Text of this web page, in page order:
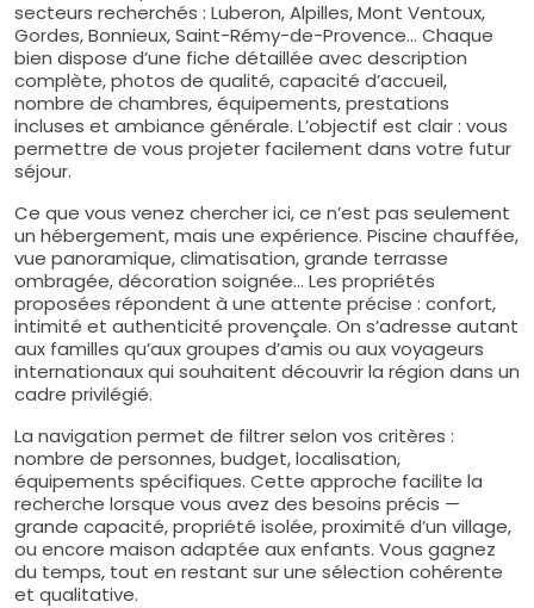
secteurs recherchés : Luberon, Alpilles, Mont Ventoux,
Gordes, Bonnieux, Saint-Rémy-de-Provence… Chaque
bien dispose d’une fiche détaillée avec description
complète, photos de qualité, capacité d’accueil,
nombre de chambres, équipements, prestations
incluses et ambiance générale. L’objectif est clair : vous
permettre de vous projeter facilement dans votre futur
séjour.
Ce que vous venez chercher ici, ce n’est pas seulement
un hébergement, mais une expérience. Piscine chauffée,
vue panoramique, climatisation, grande terrasse
ombragée, décoration soignée… Les propriétés
proposées répondent à une attente précise : confort,
intimité et authenticité provençale. On s’adresse autant
aux familles qu’aux groupes d’amis ou aux voyageurs
internationaux qui souhaitent découvrir la région dans un
cadre privilégié.
La navigation permet de filtrer selon vos critères :
nombre de personnes, budget, localisation,
équipements spécifiques. Cette approche facilite la
recherche lorsque vous avez des besoins précis —
grande capacité, propriété isolée, proximité d’un village,
ou encore maison adaptée aux enfants. Vous gagnez
du temps, tout en restant sur une sélection cohérente
et qualitative.